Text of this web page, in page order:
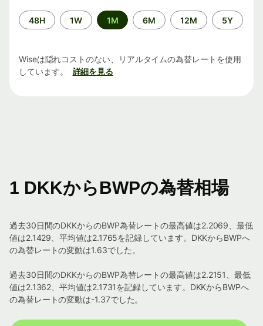
期
間
48H 1W 1M 6M 12M 5Y
Wiseは隠れコストのない、リアルタイムの為替レートを使用
しています。
詳細を見る
1 DKKからBWPの為替相場
過去30日間のDKKからのBWP為替レートの最高値は2.2069、最低
値は2.1429、平均値は2.1765を記録しています。DKKからBWPへ
の為替レートの変動は1.63でした。
過去30日間のDKKからのBWP為替レートの最高値は2.2151、最低
値は2.1362、平均値は2.1731を記録しています。DKKからBWPへ
の為替レートの変動は-1.37でした。